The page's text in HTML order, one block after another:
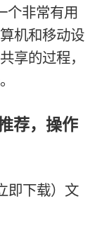
个非常有用
机和移动设
享的过程，
荐，操作
即下载） 文